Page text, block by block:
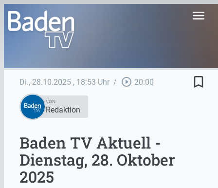
menu
Di., 28.10.2025 , 18:53 Uhr / play_circle_outline 20:00 bookmark_border
VON
Redaktion
Baden TV Aktuell -
Dienstag, 28. Oktober
2025